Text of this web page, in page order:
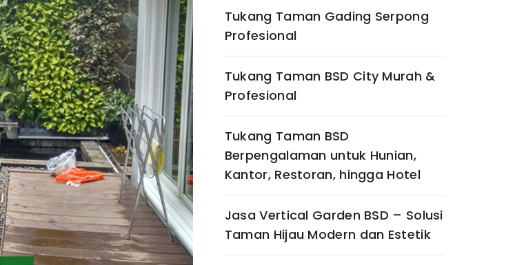
Tukang Taman Gading Serpong
Profesional
Tukang Taman BSD City Murah &
Profesional
Tukang Taman BSD
Berpengalaman untuk Hunian,
Kantor, Restoran, hingga Hotel
Jasa Vertical Garden BSD – Solusi
Taman Hijau Modern dan Estetik